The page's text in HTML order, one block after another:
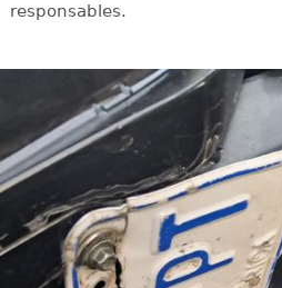
responsables.